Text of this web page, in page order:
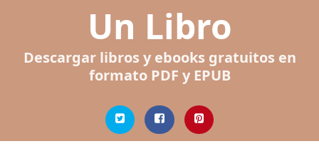
Un Libro
Descargar libros y ebooks gratuitos en
formato PDF y EPUB